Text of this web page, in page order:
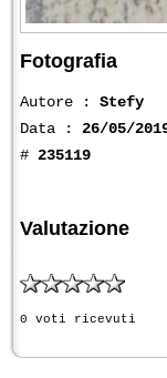
Fotografia
Autore : Stefy
Data : 26/05/
# 235119
Valutazione
0 voti ricevuti